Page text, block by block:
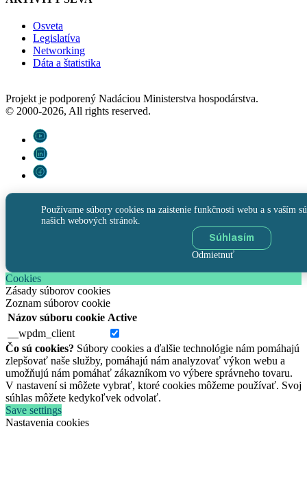
Osveta
Legislatíva
Networking
Dáta a štatistika
Projekt je podporený Nadáciou Ministerstva hospodárstva.
© 2000-2026, All rights reserved.
Používame súbory cookies na zaistenie funkčnosti webu a s vaším
našich webových stránok.
Súhlasím
Odmietnuť
Cookies
Zásady súborov cookies
Zoznam súborov cookie
Názov súboru cookie Active
__wpdm_client
Čo sú cookies? Súbory cookies a ďalšie technológie nám pomáhajú
zlepšovať naše služby, pomáhajú nám analyzovať výkon webu a
umožňujú nám pomáhať zákazníkom vo výbere správneho tovaru.
V nastavení si môžete vybrať, ktoré cookies môžeme používať. Svoj
súhlas môžete kedykoľvek odvolať.
Save settings
Nastavenia cookies